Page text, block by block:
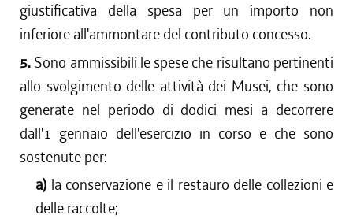
giustificativa della spesa per un importo non
inferiore all'ammontare del contributo concesso.
5. Sono ammissibili le spese che risultano pertinenti
allo svolgimento delle attività dei Musei, che sono
generate nel periodo di dodici mesi a decorrere
dall'1 gennaio dell'esercizio in corso e che sono
sostenute per:
a) la conservazione e il restauro delle collezioni e
delle raccolte;